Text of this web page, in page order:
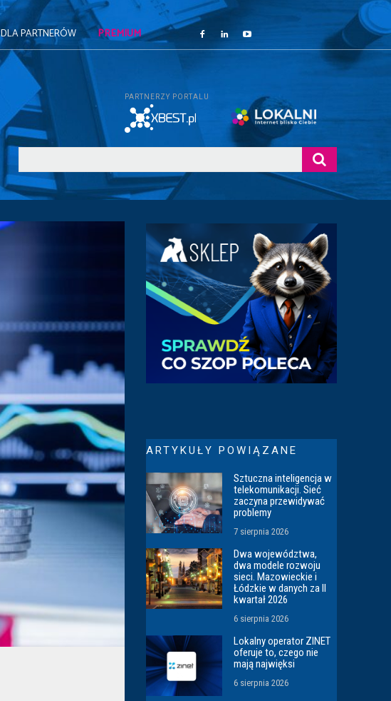
DLA PARTNERÓW PREMIUM
PARTNERZY PORTALU
ARTYKUŁY POWIĄZANE
Sztuczna inteligencja w
telekomunikacji. Sieć
zaczyna przewidywać
problemy
7 sierpnia 2026
Dwa województwa,
dwa modele rozwoju
sieci. Mazowieckie i
Łódzkie w danych za II
kwartał 2026
6 sierpnia 2026
Lokalny operator ZINET
oferuje to, czego nie
mają najwięksi
6 sierpnia 2026